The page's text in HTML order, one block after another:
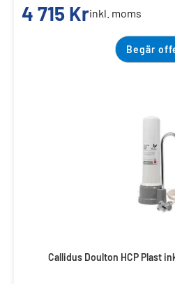
4 715 Krinkl. moms
Begär
Callidus Doulton HCP Plast